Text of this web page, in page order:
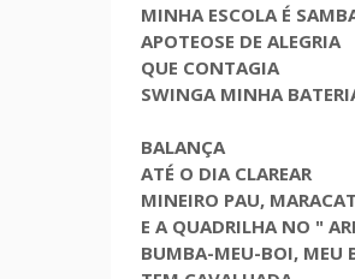
MINHA ESCOLA É
APOTEOSE DE ALEGRIA
QUE CONTAGIA
SWINGA MINHA
BALANÇA
ATÉ O DIA CLAREAR
MINEIRO PAU,
E A QUADRILHA NO "
BUMBA-MEU-BOI, MEU